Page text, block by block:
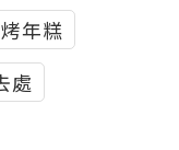
年糕
處